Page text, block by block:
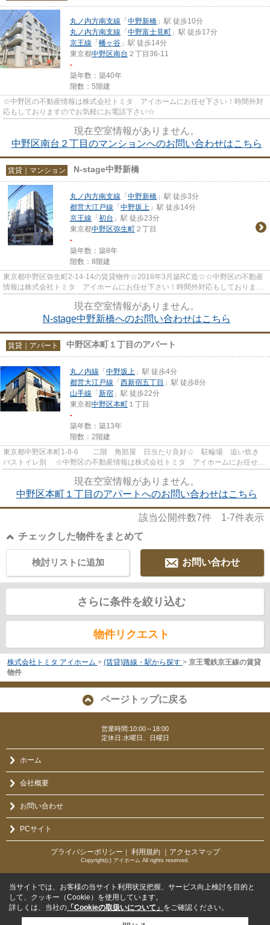
丸ノ内方南支線 「 中野新橋 」駅 徒歩10分
丸ノ内方南支線 「 中野富士見町 」駅 徒歩17分
京王線 「 幡ヶ谷 」駅 徒歩14分
東京都中野区南台 ２丁目36-11
-
築年数：築40年
階数：5階建
☆中野区の不動産情報は株式会社トミタ アイホームにお任せ下さい！時間外対
応もしておりますのでお気軽にお電話下さい☆
現在空室情報がありません。
中野区南台２丁目のマンションへのお問い合わせはこちら
賃貸｜マンション N-stage中野新橋
丸ノ内方南支線 「 中野新橋 」駅 徒歩3分
都営大江戸線 「 中野坂上 」駅 徒歩14分
京王線 「 初台 」駅 徒歩23分
東京都中野区弥生町 ２丁目
-
築年数：築8年
階数：8階建
東京都中野区弥生町2-14-14の賃貸物件☆2018年3月築RC造☆☆中野区の不動産
情報は株式会社トミタ アイホームにお任せ下さい！時間外対応もしております
現在空室情報がありません。
N-stage中野新橋へのお問い合わせはこちら
賃貸｜アパート 中野区本町１丁目のアパート
丸ノ内線 「 中野坂上 」駅 徒歩4分
都営大江戸線 「 西新宿五丁目 」駅 徒歩8分
山手線 「 新宿 」駅 徒歩22分
東京都中野区本町 １丁目
-
築年数：築13年
階数：2階建
東京都中野区本町1-8-6 二階 角部屋 日当たり良好☆ 駐輪場 追い炊き
バストイレ別 ☆中野区の不動産情報は株式会社トミタ アイホームにお任せ下
現在空室情報がありません。
中野区本町１丁目のアパートへのお問い合わせはこちら
該当公開件数7件 1-7件表示
チェックした物件をまとめて
お問い合わせ
検討リストに追加
さらに条件を絞り込む
物件リクエスト
株式会社トミタ アイホーム > (賃貸)路線・駅から探す > 京王電鉄京王線の賃貸
物件
ページトップに戻る
営業時間:10:00～18:00
定休日:水曜日、日曜日
ホーム
会社概要
お問い合わせ
PCサイト
プライバシーポリシー ｜ 利用規約 ｜アクセスマップ
Copyright(c) アイホーム All rights reserved.
当サイトでは、お客様の当サイト利用状況把握、サービス向上検討を目的と
して、クッキー（Cookie）を使用しています。
詳しくは、当社の 「Cookieの取扱いについて」 をご確認ください。